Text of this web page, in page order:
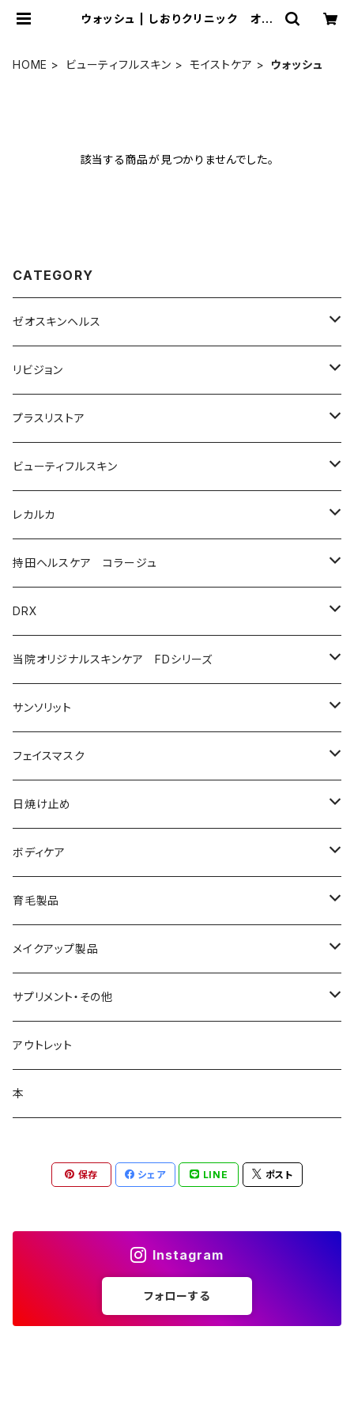
ウォッシュ | しおりクリニック オン
HOME ビューティフルスキン モイストケア ウォッシュ
該当する商品が見つかりませんでした。
CATEGORY
ゼオスキンヘルス
洗顔料・化粧水
美容液（光老化ケア）
美容液（透明感ケア）
美容液（エイジングケア［ビタミンAシリーズ］）
美容液（日焼け止め）
美容液（スペシャルケア）
プログラムキット
リビジョン
化粧水
クリーム
美容液
アイケア
日焼け止め
ユースフルリップ
プラスリストア
洗顔
ビューティフルスキン
モイストケア
ウォッシュ
クリーム
バランスケア
ローション
クレンジング
美容液
化粧品
レカルカ
洗顔
化粧水
持田ヘルスケア コラージュ
ソープ（石鹸）
泡石鹸
コラージュフルフルホイップソープ
メイク落とし
化粧水
美容液
乳液
クリーム
日焼け止め
シャンプー・リンス
コラージュフルフル泡石鹸
DRX
AZAクリア
当院オリジナルスキンケア FDシリーズ
ソープ
ローション
サンソリット
日焼け止め
フェイスマスク
フェイスマスク
サンソリット
日焼け止め
サンソリット
アクセーヌ
ボディケア
キュアデイズ
育毛製品
まつ毛美容液
メイクアップ製品
ビューティフルスキン
サプリメント・その他
飲む日焼け止め
髪の毛サプリ
アウトレット
本
保存 シェア LINE ポスト
Instagram
フォローする